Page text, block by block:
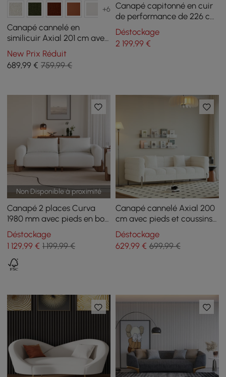
+6
Canapé cannelé en
similicuir Axial 201 cm avec
pieds dorés et oreillers
New Prix Réduit
689,99 € 759,99 €
Canapé capitonné en cuir
de performance de 226 cm
avec pieds dorés
Déstockage
2 199,99€
Non Disponible à proximité
Canapé 2 places Curva
1980 mm avec pieds en bois
rembourrés bouclés blancs
Déstockage
1 129,99 € 1 199,99 €
Canapé cannelé Axial 200
cm avec pieds et coussins
argentés
Déstockage
629,99€ 699,99 €